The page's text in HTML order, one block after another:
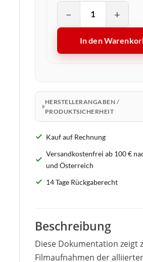
− +
In den
HERSTELLERANGABEN /
PRODUKTSICHERHEIT
Kauf auf Rechnung
Versandkostenfrei ab 100 €
und Österreich
14 Tage Rückgaberecht
Beschreibung
Diese Dokumentation zeigt
Filmaufnahmen der